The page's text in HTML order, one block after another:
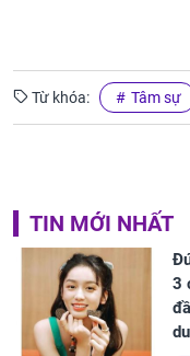
Từ khóa: Tâm sự
TIN MỚI NHẤT
3